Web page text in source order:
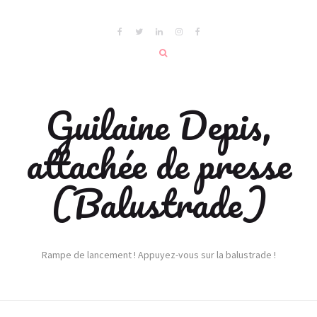
Guilaine Depis,
attachée de presse
(Balustrade)
Rampe de lancement ! Appuyez-vous sur la balustrade !